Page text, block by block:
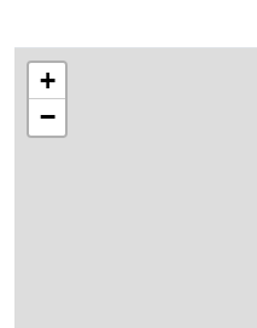
+
−